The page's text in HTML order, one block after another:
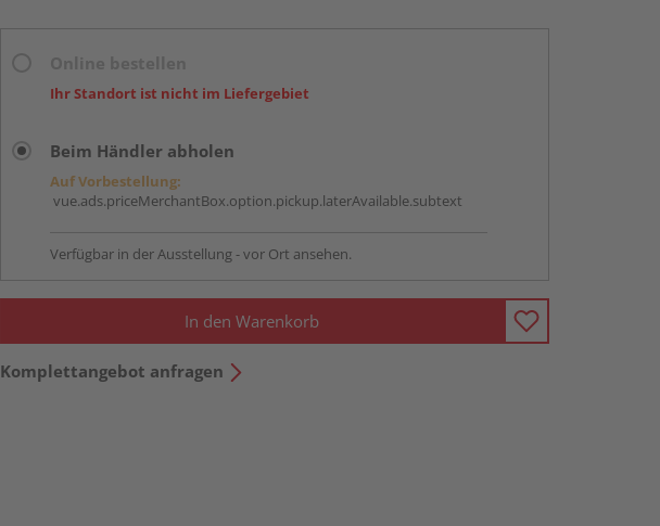
Ihr Standort ist nicht im Liefergebiet
Beim Händler abholen
Auf Vorbestellung:
vue.ads.priceMerchantBox.option.pickup.laterAvailable.subtext
Verfügbar in der Ausstellung - vor Ort ansehen.
In den Warenkorb
Komplettangebot anfragen